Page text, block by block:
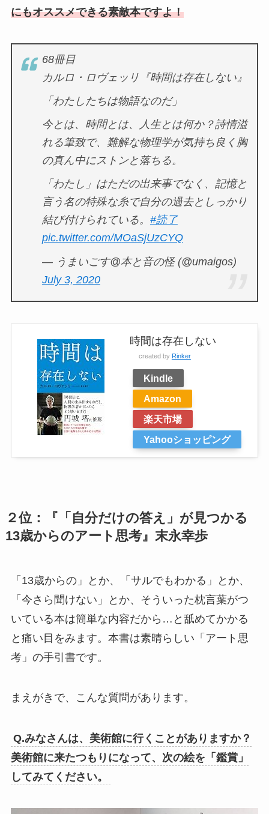
にもオススメできる素敵本ですよ！
68冊目
カルロ・ロヴェッリ『時間は存在しない』
「わたしたちは物語なのだ」
今とは、時間とは、人生とは何か？詩情溢
れる筆致で、難解な物理学が気持ち良く胸
の真ん中にストンと落ちる。
「わたし」はただの出来事でなく、記憶と
言う名の特殊な糸で自分の過去としっかり
結び付けられている。 #読了
pic.twitter.com/MOaSjUzCYQ
— うまいごす@本と音の怪 (@umaigos)
July 3, 2020
時間は存在しない
created by Rinker
Kindle
Amazon
楽天市場
Yahooショッピング
２位：『「自分だけの答え」が見つかる
13歳からのアート思考』末永幸歩
「13歳からの」とか、「サルでもわかる」とか、
「今さら聞けない」とか、そういった枕言葉がつ
いている本は簡単な内容だから…と舐めてかかる
と痛い目をみます。本書は素晴らしい「アート思
考」の手引書です。
まえがきで、こんな質問があります。
Q.みなさんは、美術館に行くことがありますか？
美術館に来たつもりになって、次の絵を「鑑賞」
してみてください。